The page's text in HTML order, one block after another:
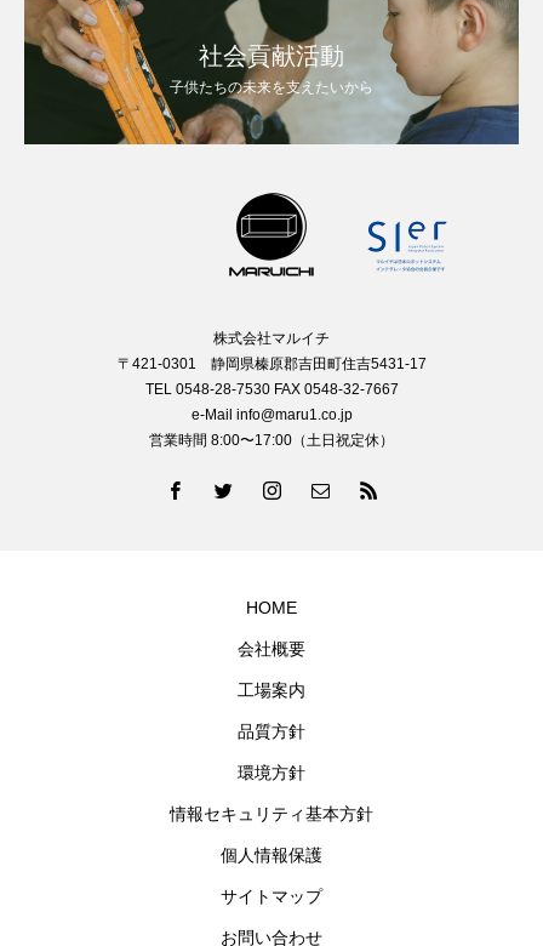
社会貢献活動
子供たちの未来を支えたいから
株式会社マルイチ
〒421-0301 静岡県榛原郡吉田町住吉5431-17
TEL 0548-28-7530 FAX 0548-32-7667
e-Mail info@maru1.co.jp
営業時間 8:00〜17:00（土日祝定休）
HOME
会社概要
工場案内
品質方針
環境方針
情報セキュリティ基本方針
個人情報保護
サイトマップ
お問い合わせ